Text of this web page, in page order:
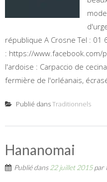
république A Crosne Tel : 01
: https://
l'ardoise : Carpaccio de
fermière de l'orléanais,
Publié dansTraditionnels
Hananomai
Publié dans 22 juillet 2015par